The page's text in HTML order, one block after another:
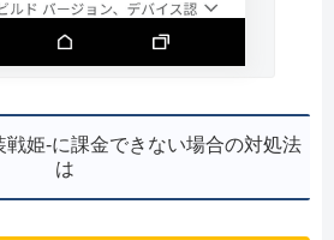
戦姫-に課金できない場合の対処法
は